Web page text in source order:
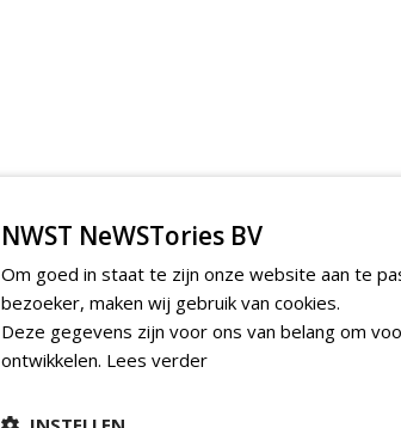
NWST NeWSTories BV
Om goed in staat te zijn onze website aan te
bezoeker, maken wij gebruik van cookies.
Deze gegevens zijn voor ons van belang om
ontwikkelen. Lees verder